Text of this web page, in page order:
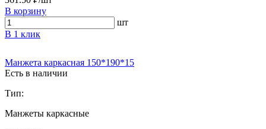
В корзину
шт
В 1 клик
Манжета каркасная 150*190*15
Есть в наличии
Тип:
Манжеты каркасные